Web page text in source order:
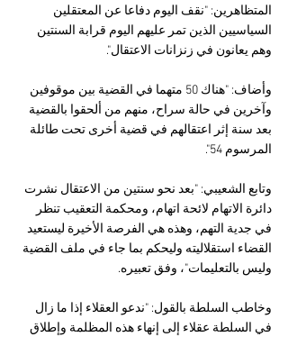
المتظاهرين: "نقف اليوم دفاعا عن المعتقلين
السياسيين الذين تمر عليهم اليوم قرابة السنتين
وهم يعانون في زنزانات الاعتقال".
وأضاف: "هناك 50 متهما في القضية بين موقوفين
وآخرين في حالة سراح، منهم من ألحقوا بالقضية
بعد سنة إثر اعتقالهم في قضية أخرى تحت طائلة
المرسوم 54".
وتابع الشعيبي: "بعد نحو سنتين من الاعتقال نشرت
دائرة الاتهام لائحة اتهام، ومحكمة التعقيب تنظر
في جدية التهم، وهذه هي الفرصة الأخيرة ليستعيد
القضاء استقلاليته وليحكم بما جاء في ملف القضية
وليس بالتعليمات"، وفق تعبيره.
وخاطب السلطة بالقول: "ندعو العقلاء إذا ما زال
في السلطة عقلاء إلى إنهاء هذه المظلمة وإطلاق